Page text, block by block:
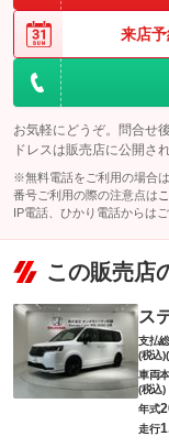
修理回数・
上限金額
免責金
保証修理受
付先
ビスの有無
-
保証
保証項目
修理回数・
-
免責金 -
保証修理受
付先
-
-
安心で快
くは営業
保証 [保証付]：
保証項目 -
修理回数・
上限金額
-
免責金 無し
保証修理受
-
ロードサー
ビスの有無
無し
こ
来店
お気軽にどうぞ。問合せ
ドレスは販売店に公開さ
※無料電話をご利用の場合
番号ご利用の際の注意点は
IP電話、ひかり電話からは
この販売店
ス
支払
(税込
車両
(税込)
年式
走行